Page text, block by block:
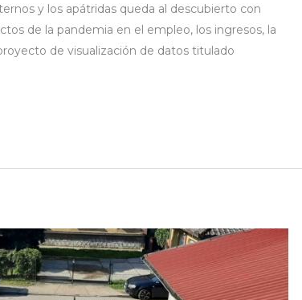
y los apátridas queda al descubierto con
de la pandemia en el empleo, los ingresos, la
de visualización de datos titulado